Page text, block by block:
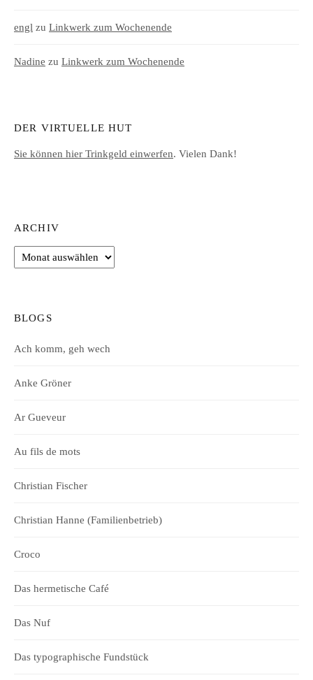
engl zu Linkwerk zum Wochenende
Nadine zu Linkwerk zum Wochenende
DER VIRTUELLE HUT
Sie können hier Trinkgeld einwerfen. Vielen Dank!
ARCHIV
Archiv
BLOGS
Ach komm, geh wech
Anke Gröner
Ar Gueveur
Au fils de mots
Christian Fischer
Christian Hanne (Familienbetrieb)
Croco
Das hermetische Café
Das Nuf
Das typographische Fundstück